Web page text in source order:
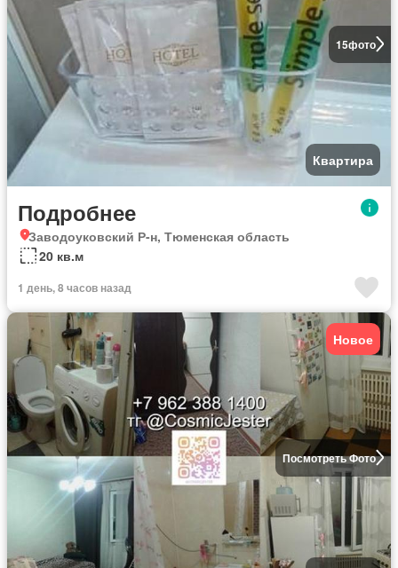
15фото
Квартира
Подробнее
Заводоуковский Р-н, Тюменская область
20 кв.м
1 день, 8 часов назад
Посмотреть Фото
Новое